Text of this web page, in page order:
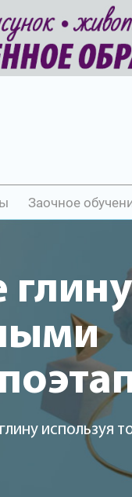
Заочное
глину
используя